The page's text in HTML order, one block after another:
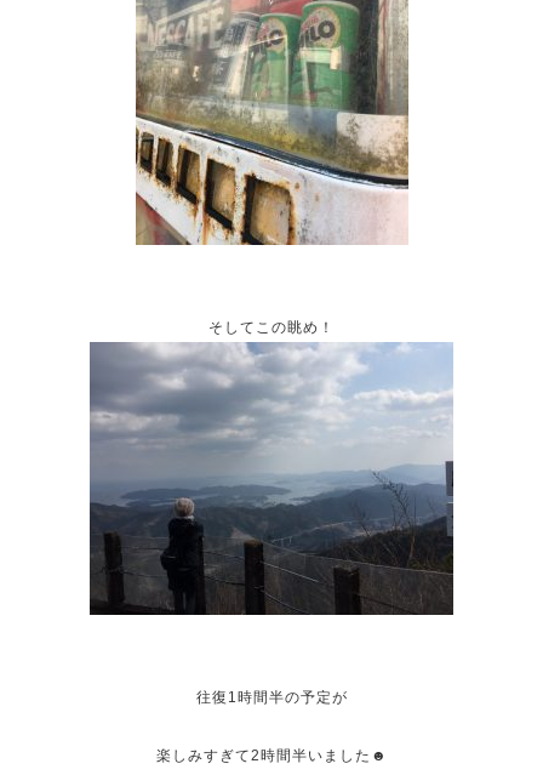
そしてこの眺め！
往復1時間半の予定が
楽しみすぎて2時間半いました☻